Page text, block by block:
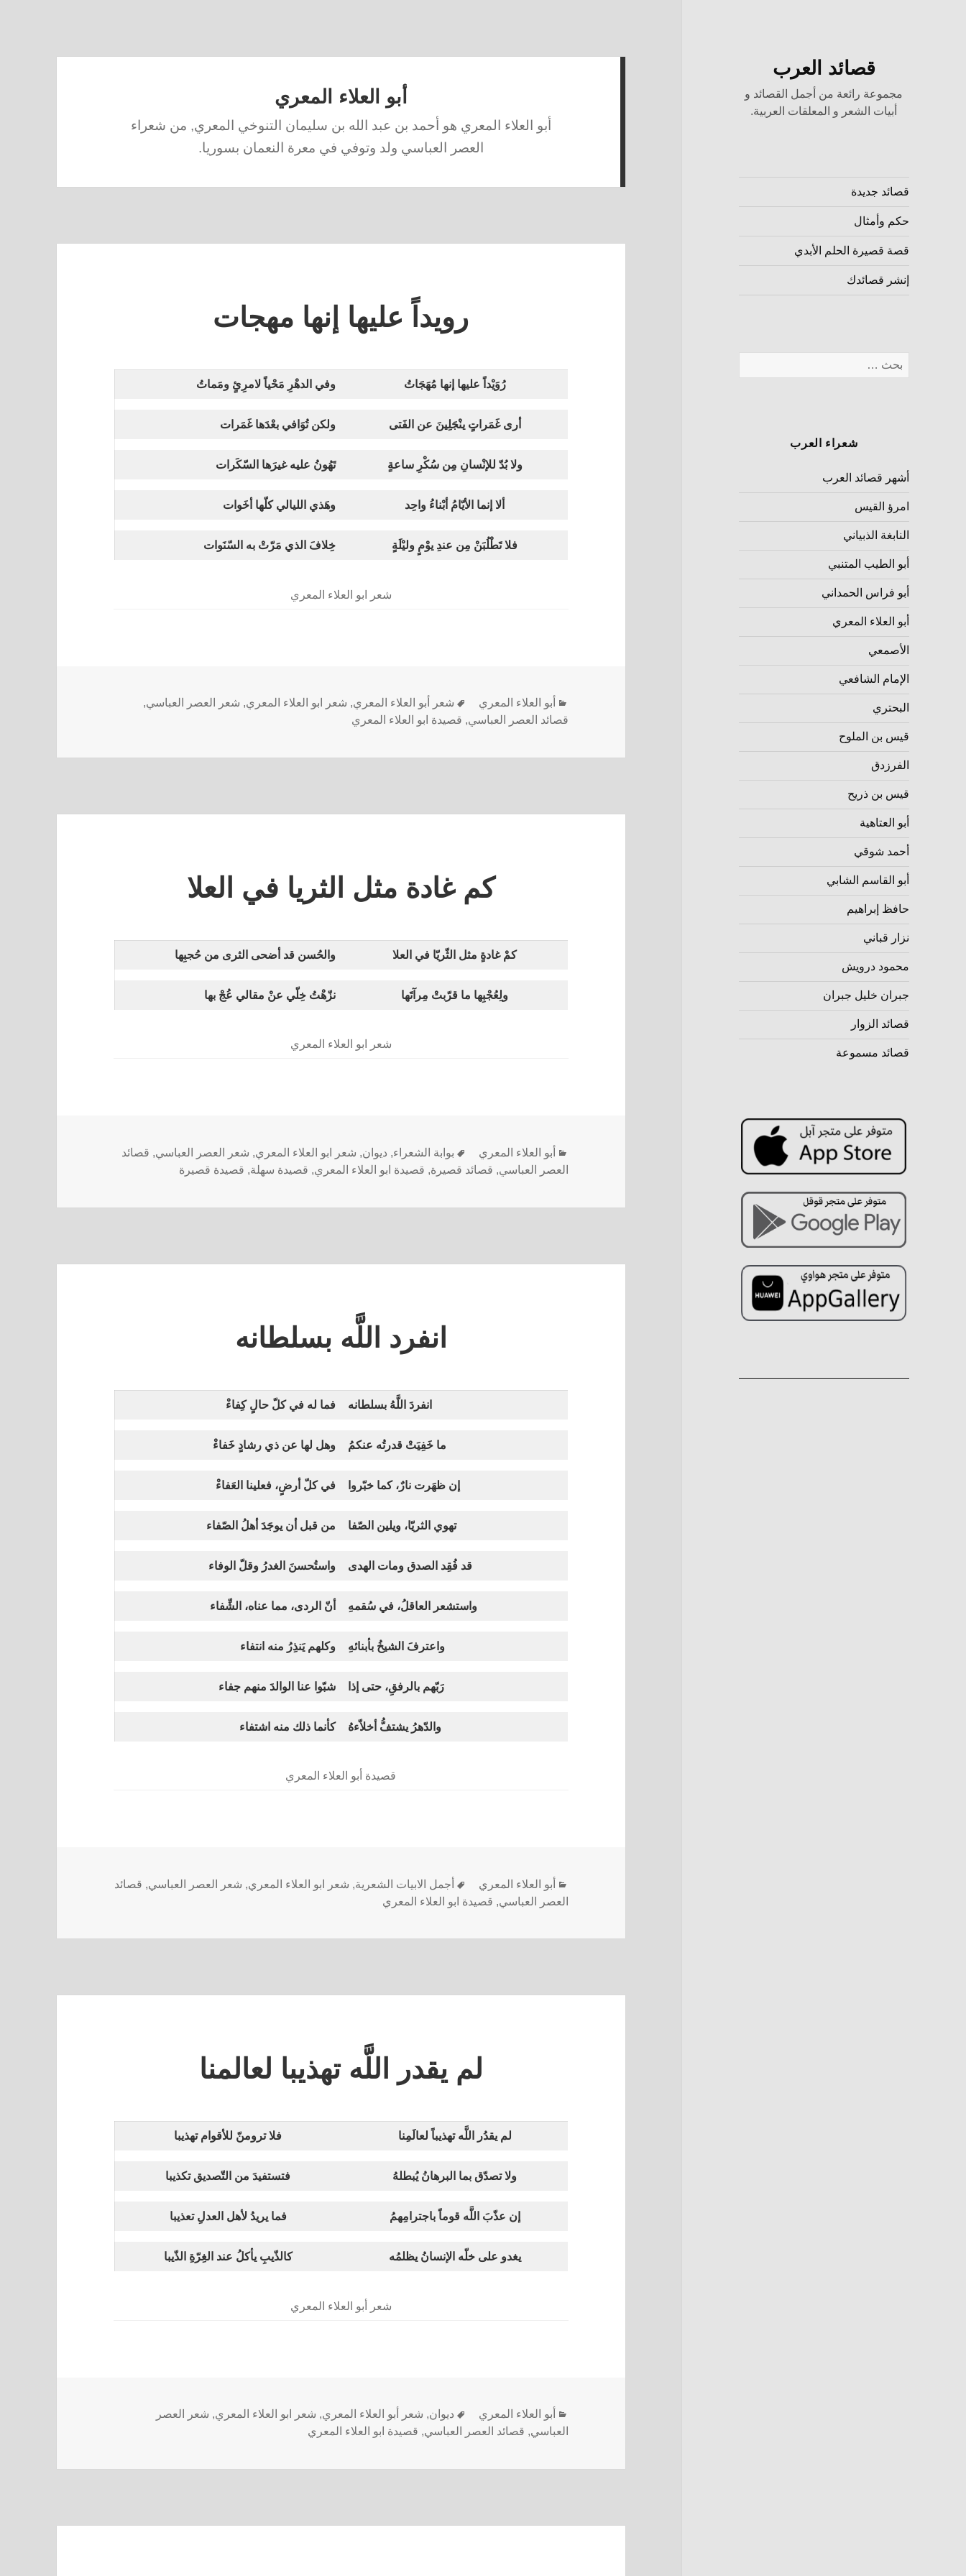
قصائد العرب
مجموعة رائعة من أجمل القصائد و
أبيات الشعر و المعلقات العربية.
قصائد جديدة
حكم وأمثال
قصة قصيرة الحلم الأبدي
إنشر قصائدك
شعراء العرب
أشهر قصائد العرب
امرؤ القيس
النابغة الذبياني
أبو الطيب المتنبي
أبو فراس الحمداني
أبو العلاء المعري
الأصمعي
الإمام الشافعي
البحتري
قيس بن الملوح
الفرزدق
قيس بن ذريح
أبو العتاهية
أحمد شوقي
أبو القاسم الشابي
حافظ إبراهيم
نزار قباني
محمود درويش
جبران خليل جبران
قصائد الزوار
قصائد مسموعة
أبو العلاء المعري
أبو العلاء المعري هو أحمد بن عبد الله بن سليمان التنوخي المعري, من شعراء
العصر العباسي ولد وتوفي في معرة النعمان بسوريا.
رويداً عليها إنها مهجات
رُوَيْداً عليها إنها مُهَجَاتُ وفي الدهْرِ مَحْياً لامرِئٍ ومَماتُ
أرى غَمَراتٍ ينْجَلِينَ عن الفَتى ولكن تُوَافي بعْدَها غَمَرات
ولا بُدّ للإنْسانِ مِن سُكْرِ ساعةٍ تَهُونُ عليه غيرَها السّكَرات
ألا إنما الأيّامُ أبْناءُ واحِد وهَذي الليالي كلّها أخَوات
فلا تَطْلُبَنْ مِن عندِ يوْمٍ وليْلَةٍ خِلافَ الذي مَرّتْ به السّنَوات
شعر ابو العلاء المعري
أبو العلاء المعري شعر أبو العلاء المعري, شعر ابو العلاء المعري, شعر العصر العباسي,
قصائد العصر العباسي, قصيدة ابو العلاء المعري
كم غادة مثل الثريا في العلا
كمْ غادةٍ مثل الثّريّا في العلا والحُسن قد أضحى الثرى من حُجبِها
ولِعُجْبِها ما قرّبتْ مِرآتَها نزّهْتُ خِلّي عنْ مقالي عُجْ بها
شعر ابو العلاء المعري
أبو العلاء المعري بوابة الشعراء, ديوان, شعر ابو العلاء المعري, شعر العصر العباسي, قصائد
العصر العباسي, قصائد قصيرة, قصيدة ابو العلاء المعري, قصيدة سهلة, قصيدة قصيرة
انفرد اللَّه بسلطانه
انفردَ اللَّهُ بسلطانه فما له في كلّ حالٍ كِفاءْ
ما خَفِيَتْ قدرتُه عنكمُ وهل لها عن ذي رشادٍ خَفاءْ
إن ظهَرت نارٌ، كما خبّروا في كلّ أرضٍ، فعلينا العَفاءْ
تهوي الثريّا، ويلين الصّفا من قبل أن يوجَدَ أهلُ الصّفاء
قد فُقِد الصدق ومات الهدى واستُحسنَ الغدرُ وقلّ الوفاء
واستشعر العاقلُ، في سُقمهِ أنّ الردى، مما عناه، الشِّفاء
واعترفَ الشيخُ بأبنائهِ وكلهم يَنذِرُ منه انتفاء
رَبّهم بالرفقِ، حتى إذا شبّوا عنا الوالدَ منهم جفاء
والدّهرُ يشتفُّ أخلاّءهُ كأنما ذلك منه اشتفاء
قصيدة أبو العلاء المعري
أبو العلاء المعري أجمل الابيات الشعرية, شعر ابو العلاء المعري, شعر العصر العباسي, قصائد
العصر العباسي, قصيدة ابو العلاء المعري
لم يقدر اللَّه تهذيبا لعالمنا
لم يقدُر اللَّه تهذيباً لعالَمِنا فلا ترومنّ للأقوام تهذيبا
ولا تصدّق بما البرهانُ يُبطلهُ فتستفيدَ من التّصديق تكذيبا
إن عذّبَ اللَّه قوماً باجترامِهمُ فما يريدُ لأهل العدلِ تعذيبا
يغدو على خلّه الإنسانُ يظلمُه كالذّيبِ يأكلُ عند الغِرّةِ الذّيبا
شعر أبو العلاء المعري
أبو العلاء المعري ديوان, شعر أبو العلاء المعري, شعر ابو العلاء المعري, شعر العصر
العباسي, قصائد العصر العباسي, قصيدة ابو العلاء المعري